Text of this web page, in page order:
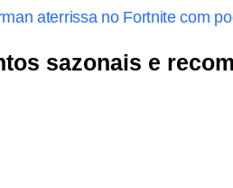
aterrissa no Fortnite com
sazonais e